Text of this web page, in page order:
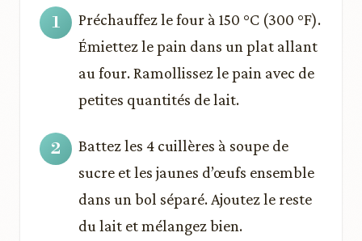
Préchauffez le four à 150 °C (300 °F).
Émiettez le pain dans un plat allant
au four. Ramollissez le pain avec de
petites quantités de lait.
Battez les 4 cuillères à soupe de
sucre et les jaunes d’œufs ensemble
dans un bol séparé. Ajoutez le reste
du lait et mélangez bien.